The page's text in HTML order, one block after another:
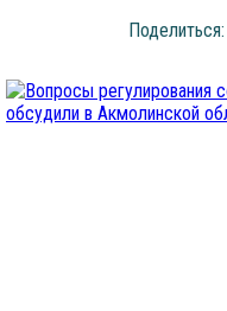
Поделиться: